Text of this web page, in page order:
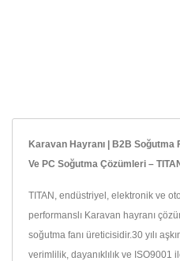
Karavan Hayranı | B2B Soğutma
Ve PC Soğutma Çözümleri –
TITAN, endüstriyel, elektronik ve
performanslı Karavan hayranı
soğutma fanı üreticisidir.30 yılı
verimlilik, dayanıklılık ve ISO9001